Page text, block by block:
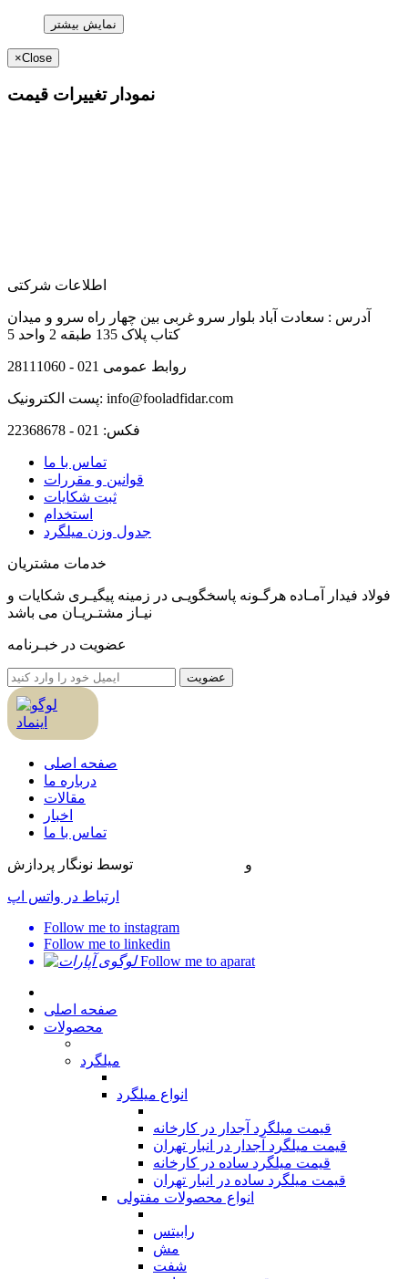
نمایش بیشتر
×Close
نمودار تغییرات قیمت
اطلاعات شرکتی
آدرس : سعادت آباد بلوار سرو غربی بین چهار راه سرو و میدان
کتاب پلاک 135 طبقه 2 واحد 5
روابط عمومی 021 - 28111060
پست الکترونیک: info@fooladfidar.com
فکس: 021 - 22368678
تماس با ما
قوانین و مقررات
ثبت شکایات
استخدام
جدول وزن ميلگرد
خدمات مشتریان
فولاد فیدار آمـاده هرگـونه پاسخگویـی در زمینه پیگیـری شکایات و
نیـاز مشتـریـان می باشد
عضویت در خبـرنامه
عضویت
صفحه اصلی
درباره ما
مقالات
اخبار
تماس با ما
و توسط نونگار پردازش
ارتباط در واتس اپ
Follow me to instagram
Follow me to linkedin
Follow me to aparat
صفحه اصلی
محصولات
میلگرد
انواع میلگرد
قیمت میلگرد آجدار در کارخانه
قیمت میلگرد آجدار در انبار تهران
قیمت میلگرد ساده در کارخانه
قیمت میلگرد ساده در انبار تهران
انواع محصولات مفتولی
رابیتس
مش
شفت